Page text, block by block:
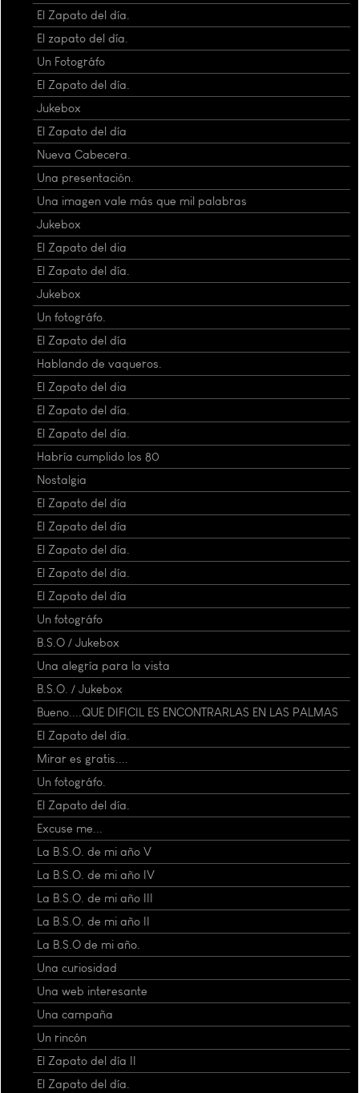
El Zapato del día.
El zapato del día.
Un Fotográfo
El Zapato del día.
Jukebox
El Zapato del día
Nueva Cabecera.
Una presentación.
Una imagen vale más que mil palabras
Jukebox
El Zapato del dia
El Zapato del día.
Jukebox
Un fotográfo.
El Zapato del día
Hablando de vaqueros.
El Zapato del dia
El Zapato del día.
El Zapato del día.
Habría cumplido los 80
Nostalgia
El Zapato del día
El Zapato del día
El Zapato del día.
El Zapato del día.
El Zapato del día
Un fotográfo
B.S.O / Jukebox
Una alegría para la vista
B.S.O. / Jukebox
Bueno....QUE DIFICIL ES ENCONTRARLAS EN LAS PALMAS
El Zapato del día.
Mirar es gratis....
Un fotográfo.
El Zapato del día.
Excuse me...
La B.S.O. de mi año V
La B.S.O. de mi año IV
La B.S.O. de mi año III
La B.S.O. de mi año II
La B.S.O de mi año.
Una curiosidad
Una web interesante
Una campaña
Un rincón
El Zapato del día II
El Zapato del día.